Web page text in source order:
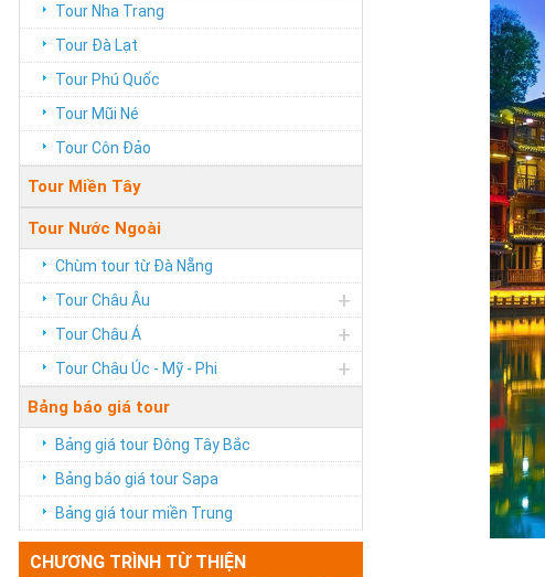
Tour Nha Trang
Tour Đà Lạt
Tour Phú Quốc
Tour Mũi Né
Tour Côn Đảo
Tour Miền Tây
Tour Nước Ngoài
Chùm tour từ Đà Nẵng
Tour Châu Âu
+
Tour Châu Á +
Tour Châu Úc - Mỹ - Phi +
Bảng báo giá tour
Bảng giá tour Đông Tây Bắc
Bảng báo giá tour Sapa
Bảng giá tour miền Trung
CHƯƠNG TRÌNH TỪ THIỆN